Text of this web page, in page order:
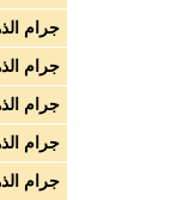
جرام
جرام
جرام
جرام
جرام